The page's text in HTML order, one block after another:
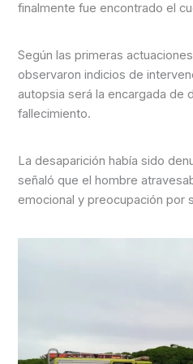
finalmente fue encontrado el
Según las primeras
observaron indicios de
autopsia será la encargada de
fallecimiento.
La desaparición había sido
señaló que el hombre
emocional y preocupación por